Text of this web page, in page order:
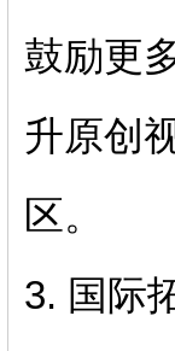
鼓励更
升原创
区。
3. 国际